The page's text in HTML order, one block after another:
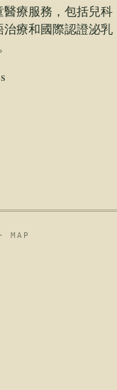
療服務，包括兒科
療和國際認證泌乳
·MAP